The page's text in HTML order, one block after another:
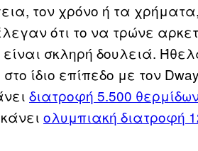
τον χρόνο ή τα
ότι το να τρώνε
σκληρή δουλειά.
ίδιο επίπεδο με τον
διατροφή 5.500
ολυμπιακή διατροφή